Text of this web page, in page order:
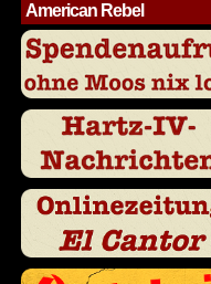
American Rebel